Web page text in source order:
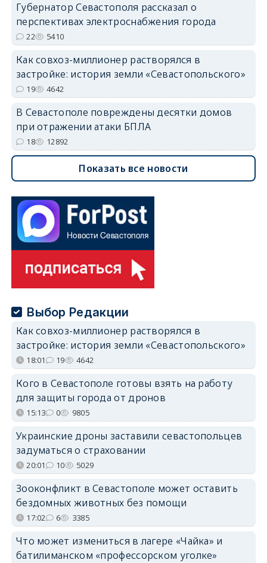
Губернатор Севастополя рассказал о
перспективах электроснабжения города
22 5410
Как совхоз-миллионер растворялся в
застройке: история земли «Севастопольского»
19 4642
В Севастополе повреждены десятки домов
при отражении атаки БПЛА
18 12892
Показать все новости
Выбор Редакции
Как совхоз-миллионер растворялся в
застройке: история земли «Севастопольского»
18:01 19 4642
Кого в Севастополе готовы взять на работу
для защиты города от дронов
15:13 0 9805
Украинские дроны заставили севастопольцев
задуматься о страховании
20:01 10 5029
Зооконфликт в Севастополе может оставить
бездомных животных без помощи
17:02 6 3385
Что может измениться в лагере «Чайка» и
батилиманском «профессорском уголке»